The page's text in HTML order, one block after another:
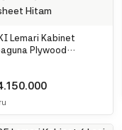
Lemari Kabinet
Plywood